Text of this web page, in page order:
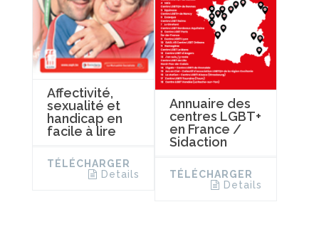
Affectivité,
sexualité et
handicap en
facile à lire
TÉLÉCHARGER
Details
Annuaire des
centres LGBT+
en France /
Sidaction
TÉLÉCHARGER
Details